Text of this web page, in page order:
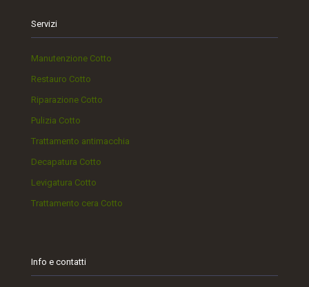
Servizi
Manutenzione Cotto
Restauro Cotto
Riparazione Cotto
Pulizia Cotto
Trattamento antimacchia
Decapatura Cotto
Levigatura Cotto
Trattamento cera Cotto
Info e contatti